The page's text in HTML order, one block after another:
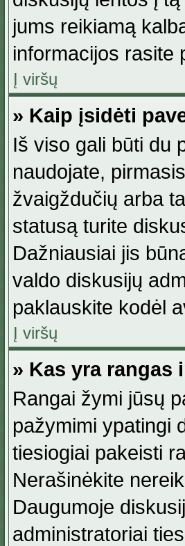
jums reikiamą
informacijos rasite
Į viršų
» Kaip įsidėti
Iš viso gali būti du
naudojate,
žvaigždučių arba
statusą turite
Dažniausiai jis
valdo diskusijų
paklauskite kodėl
Į viršų
» Kas yra rangas
Rangai žymi jūsų
pažymimi ypatingi
tiesiogiai pakeisti
Nerašinėkite
Daugumoje
administratoriai